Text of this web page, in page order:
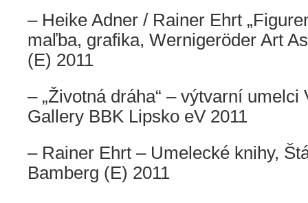
– Heike Adner / Rainer Ehrt
maľba, grafika, Wernigeröder Art
(E) 2011
– „Životná dráha“ – výtvarní
Gallery BBK Lipsko eV 2011
– Rainer Ehrt – Umelecké knihy,
Bamberg (E) 2011